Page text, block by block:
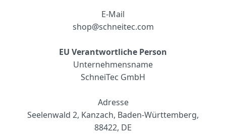
E-Mail
shop@schneitec.com
EU Verantwortliche Person
Unternehmensname
SchneiTec GmbH
Adresse
Seelenwald 2, Kanzach, Baden-Württemberg,
88422, DE